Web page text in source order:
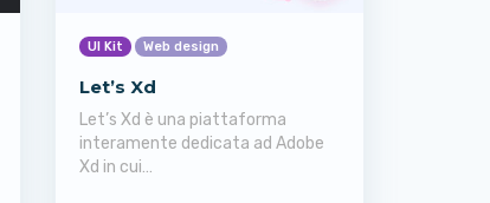
UI Kit Web design
Let’s Xd
Let’s Xd è una piattaforma
interamente dedicata ad Adobe
Xd in cui…